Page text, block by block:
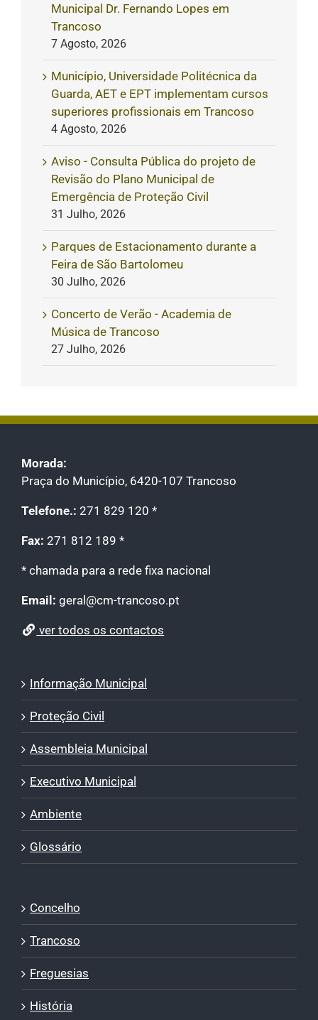
Municipal Dr. Fernando Lopes em
Trancoso
7 Agosto, 2026
Município, Universidade Politécnica da
Guarda, AET e EPT implementam cursos
superiores profissionais em Trancoso
4 Agosto, 2026
Aviso - Consulta Pública do projeto de
Revisão do Plano Municipal de
Emergência de Proteção Civil
31 Julho, 2026
Parques de Estacionamento durante a
Feira de São Bartolomeu
30 Julho, 2026
Concerto de Verão - Academia de
Música de Trancoso
27 Julho, 2026
Morada:
Praça do Município, 6420-107 Trancoso
Telefone.: 271 829 120 *
Fax: 271 812 189 *
* chamada para a rede fixa nacional
Email: geral@cm-trancoso.pt
ver todos os contactos
Informação Municipal
Proteção Civil
Assembleia Municipal
Executivo Municipal
Ambiente
Glossário
Concelho
Trancoso
Freguesias
História